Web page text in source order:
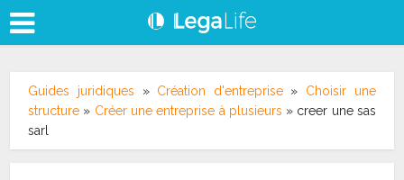
Guides juridiques » Création d'entreprise» Choisir une
structure » Créer une entreprise à plusieurs » creer une sas
sarl